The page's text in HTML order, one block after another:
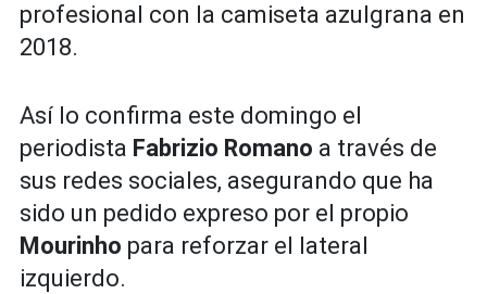
profesional con la camiseta azulgrana en
2018.
Así lo confirma este domingo el
periodista Fabrizio Romano a través de
sus redes sociales, asegurando que ha
sido un pedido expreso por el propio
Mourinho para reforzar el lateral
izquierdo.